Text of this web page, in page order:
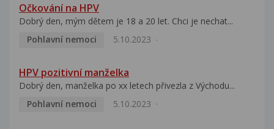
Očkování na HPV
Dobrý den, mým dětem je 18 a 20 let. Chci je nechat...
Pohlavní nemoci
5.10.2023
HPV pozitivní manželka
Dobrý den, manželka po xx letech přivezla z Východu...
Pohlavní nemoci
5.10.2023